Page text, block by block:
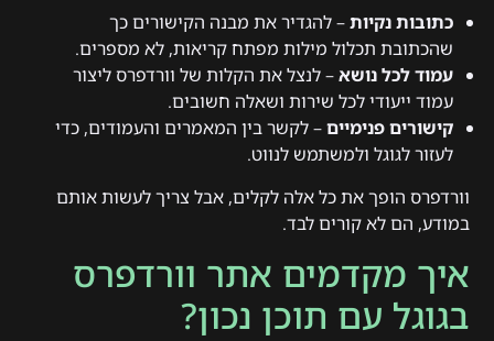
כתובות נקיות– להגדיר את מבנה הקישורים כך
שהכתובת תכלול מילות מפתח קריאות, לא מספרים.
עמוד לכל נושא– לנצל את הקלות של וורדפרס ליצור
עמוד ייעודי לכל שירות ושאלה חשובים.
קישורים פנימיים– לקשר בין המאמרים והעמודים, כדי
לעזור לגוגל ולמשתמש לנווט.
וורדפרס הופך את כל אלה לקלים, אבל צריך לעשות אותם
במודע, הם לא קורים לבד.
איך מקדמים אתר וורדפרס
בגוגל עם תוכן נכון?